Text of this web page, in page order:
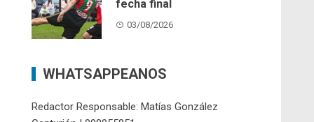
fecha final
03/08/2026
WHATSAPPEANOS
Redactor Responsable: Matías González